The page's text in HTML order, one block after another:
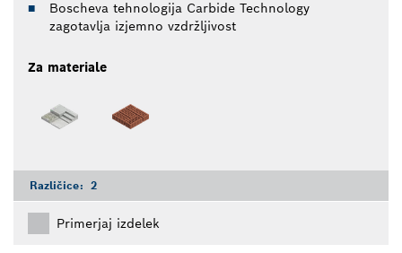
Boscheva tehnologija Carbide Technology
zagotavlja izjemno vzdržljivost
Za materiale
Različice: 2
Primerjaj izdelek